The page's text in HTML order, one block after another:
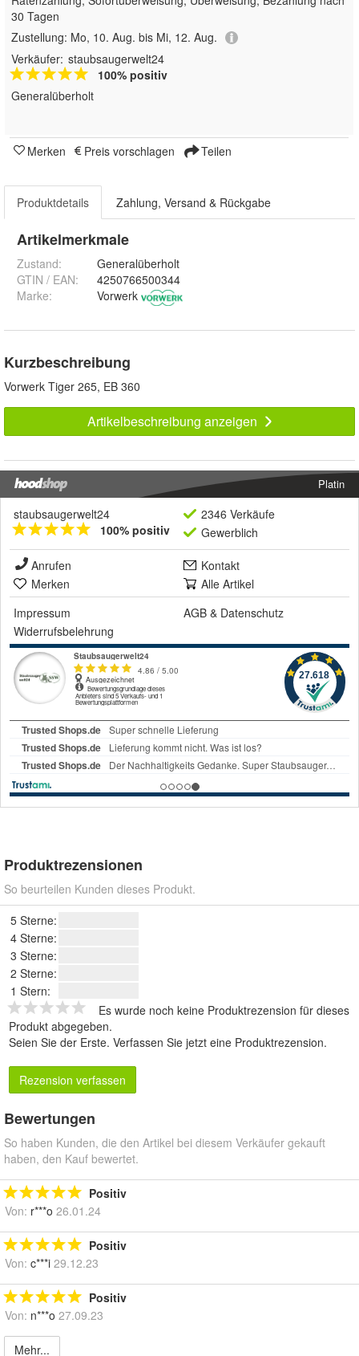
30 Tagen
Zustellung: Mo, 10. Aug. bis Mi, 12. Aug.
Verkäufer: staubsaugerwelt24
100% positiv
Generalüberholt
Merken Preis vorschlagen Teilen
Produktdetails Zahlung, Versand & Rückgabe
Artikelmerkmale
Zustand:
Generalüberholt
GTIN / EAN:
4250766500344
Marke:
Vorwerk
Kurzbeschreibung
Vorwerk Tiger 265, EB 360
Artikelbeschreibung anzeigen
Platin
staubsaugerwelt24
100% positiv
2346 Verkäufe
Gewerblich
Anrufen
Kontakt
Merken
Alle Artikel
Impressum
AGB & Datenschutz
Widerrufsbelehrung
Produktrezensionen
So beurteilen Kunden dieses Produkt.
5 Sterne:
4 Sterne:
3 Sterne:
2 Sterne:
1 Stern:
Es wurde noch keine Produktrezension für dieses
Produkt abgegeben.
Seien Sie der Erste. Verfassen Sie jetzt eine Produktrezension.
Rezension verfassen
Bewertungen
So haben Kunden, die den Artikel bei diesem Verkäufer gekauft
haben, den Kauf bewertet.
Positiv
Von: r***o 26.01.24
Positiv
Von: c***i 29.12.23
Positiv
Von: n***o 27.09.23
Mehr...